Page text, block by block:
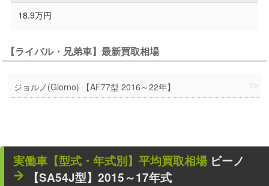
18.9万円
【ライバル・兄弟車】最新買取相場
ジョルノ(Giorno) 【AF77型 2016～22年】
実働車 【型式・年式別】平均買取相場 ビーノ
【SA54J型】2015～17年式